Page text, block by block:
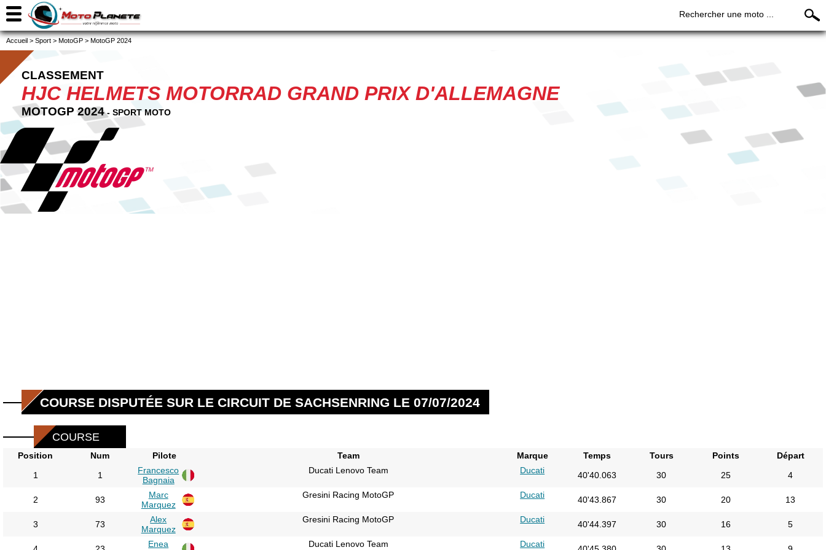
Rechercher une moto ...
Accueil > Sport > MotoGP > MotoGP 2024
CLASSEMENT
HJC HELMETS MOTORRAD GRAND PRIX D'ALLEMAGNE
MOTOGP 2024- SPORT MOTO
COURSE DISPUTÉE SUR LE CIRCUIT DE SACHSENRING LE 07/07/2024
COURSE
Position Num Pilote Team Marque Temps Tours Points
Départ
1
1
Francesco
Bagnaia
Ducati Lenovo Team Ducati 40'40.063 30 25 4
2 93
Marc
Marquez
Gresini Racing MotoGP Ducati 40'43.867 30 20 13
3 73
Alex
Marquez
Gresini Racing MotoGP Ducati 40'44.397 30 16 5
Enea
Ducati Lenovo Team Ducati